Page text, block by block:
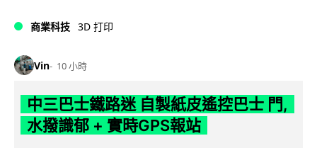
商業科技 3D 打印
Vin 10 小時
中三巴士鐵路迷 自製紙皮遙控巴士 門,
水撥識郁 + 實時GPS報站